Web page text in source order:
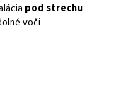
pod strechu
voči